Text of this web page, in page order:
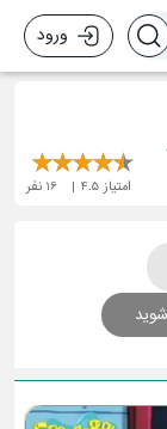
ورود
امتیاز 4.5
16 نفر